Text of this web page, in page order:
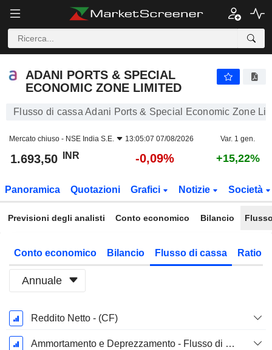
ADANI PORTS & SPECIAL
ECONOMIC ZONE LIMITED
Flusso di cassa Adani Ports & Special Economic Zone
Mercato chiuso - NSE India S.E. 13:05:07 07/08/2026 Var. 1 gen.
1.693,50 INR -0,09% +15,22%
Panoramica Quotazioni Grafici Notizie Società
Previsioni degli analisti Conto economico Bilancio
Conto economico Bilancio Flusso di cassa Ratio
Annuale
Periodo
Fiscale:
Marzo
Reddito Netto - (CF)
Ammortamento e Deprezzamento - Flusso di Cassa